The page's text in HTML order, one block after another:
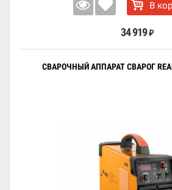
В
34 919 ₽
СВАРОЧНЫЙ АППАРАТ СВАРОГ